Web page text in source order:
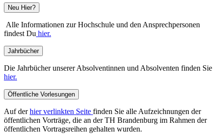
Neu Hier?
Alle Informationen zur Hochschule und den Ansprechpersonen
findest Du hier.
Jahrbücher
Die Jahrbücher unserer Absolventinnen und Absolventen finden Sie
hier.
Öffentliche Vorlesungen
Auf derhier verlinkten Seite finden Sie alle Aufzeichnungen der
öffentlichen Vorträge, die an der TH Brandenburg im Rahmen der
öffentlichen Vortragsreihen gehalten wurden.